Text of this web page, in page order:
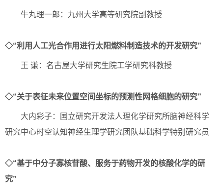
牛丸理一郎：九州大学高等研究院副教授
◇“利用人工光合作用进行太阳燃料制造技术的开发研究”
王 谦：名古屋大学研究生院工学研究科教授
◇“关于表征未来位置空间坐标的预测性网格细胞的研究”
大内彩子：国立研究开发法人理化学研究所脑神经科学
研究中心时空认知神经生理学研究团队基础科学特别研究员
◇“基于中分子寡核苷酸、服务于药物开发的核酸化学的研
究”